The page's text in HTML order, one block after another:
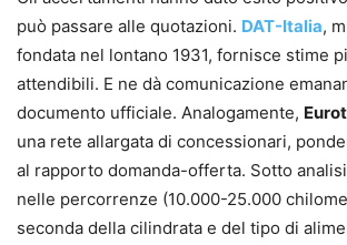
può passare alle quotazioni. DAT-Italia,
fondata nel lontano 1931, fornisce stime
attendibili. E ne dà comunicazione
documento ufficiale. Analogamente,
una rete allargata di concessionari,
al rapporto domanda-offerta. Sotto
nelle percorrenze (10.000-25.000
seconda della cilindrata e del tipo di